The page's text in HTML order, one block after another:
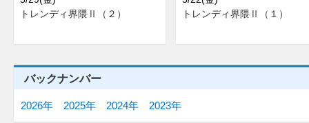
トレンディ界隈Ⅱ（２）
トレンディ界隈Ⅱ（１）
バックナンバー
2026年 2025年 2024年 2023年